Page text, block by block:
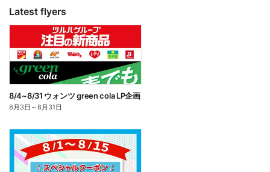
Latest flyers
8/4~8/31 ウォンツ green cola LP企画
8月3日 ～8月31日